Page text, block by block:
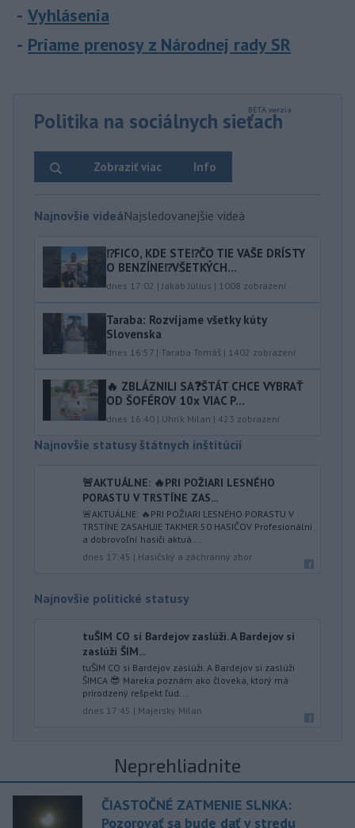
Vyhlásenia
Priame prenosy z Národnej rady SR
Politika na sociálnych sieťach
Info
Zobraziť viac
Najnovšie videáNajsledovanejšie videá
⁉️FICO, KDE STE⁉️ČO TIE VAŠE DRÍSTY
O BENZÍNE⁉️VŠETKÝCH...
dnes 17:02 | Jakab Július | 1008 zobrazení
Taraba: Rozvíjame všetky kúty
Slovenska
dnes 16:57 | Taraba Tomáš | 1402 zobrazení
🔥 ZBLÁZNILI SA❓️ŠTÁT CHCE VYBRAŤ
OD ŠOFÉROV 10x VIAC P...
dnes 16:40 | Uhrík Milan | 423 zobrazení
Najnovšie statusy štátnych inštitúcií
🚨AKTUÁLNE: 🔥PRI POŽIARI LESNÉHO
PORASTU V TRSTÍNE ZAS...
🚨AKTUÁLNE: 🔥PRI POŽIARI LESNÉHO PORASTU V
TRSTÍNE ZASAHUJE TAKMER 50 HASIČOV Profesionálni
a dobrovoľní hasiči aktuá...
dnes 17:45 | Hasičský a záchranný zbor
Najnovšie politické statusy
tuŠIM CO si Bardejov zaslúži. A Bardejov si
zaslúži ŠIM...
tuŠIM CO si Bardejov zaslúži. A Bardejov si zaslúži
ŠIMCA 😎 Mareka poznám ako človeka, ktorý má
prirodzený rešpekt ľud...
dnes 17:45 | Majerský Milan
Neprehliadnite
ČIASTOČNÉ ZATMENIE SLNKA:
Pozorovať sa bude dať v stredu